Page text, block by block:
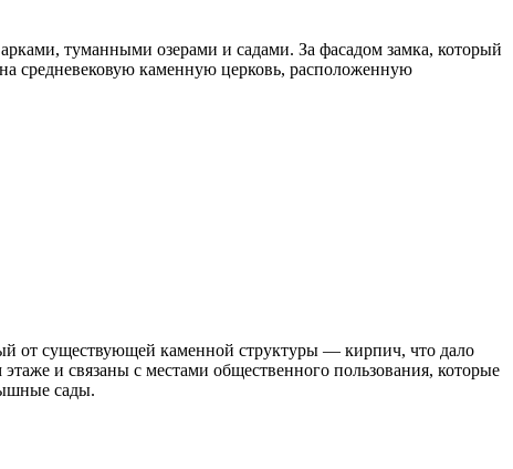
туманными озерами и садами. За фасадом замка, который
средневековую каменную церковь, расположенную
от существующей каменной структуры — кирпич, что дало
и связаны с местами общественного пользования, которые
сады.